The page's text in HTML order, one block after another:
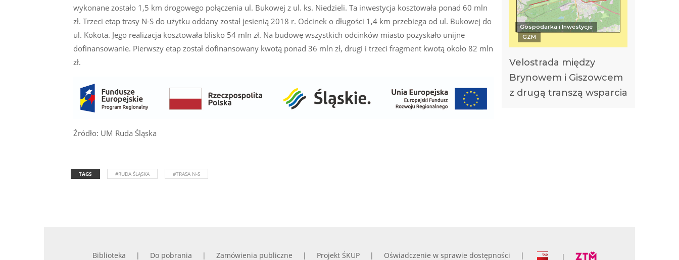
wykonane zostało 1,5 km drogowego połączenia ul. Bukowej z ul. ks. Niedzieli. Ta inwestycja kosztowała ponad 60 mln
zł. Trzeci etap trasy N-S do użytku oddany został jesienią 2018 r. Odcinek o długości 1,4 km przebiega od ul. Bukowej do
ul. Kokota. Jego realizacja kosztowała blisko 54 mln zł. Na budowę wszystkich odcinków miasto pozyskało unijne
dofinansowanie. Pierwszy etap został dofinansowany kwotą ponad 36 mln zł, drugi i trzeci fragment kwotą około 82 mln
zł.
Źródło: UM Ruda Śląska
TAGS #RUDA ŚLĄSKA #TRASA N-S
Gospodarka i Inwestycje
GZM
Velostrada między
Brynowem i Giszowcem
z drugą transzą wsparcia
Biblioteka Do pobrania Zamówienia publiczne Projekt ŚKUP Oświadczenie w sprawie dostępności